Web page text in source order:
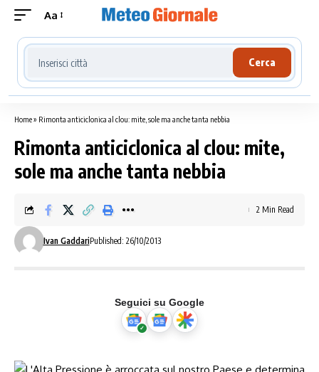
Aa
Cerca località meteo
Cerca
Home» Rimonta anticiclonica al clou: mite, sole ma anche tanta nebbia
Rimonta anticiclonica al clou: mite,
sole ma anche tanta nebbia
Ivan GaddariPublished: 26/10/2013
2 Min Read
Seguici su Google